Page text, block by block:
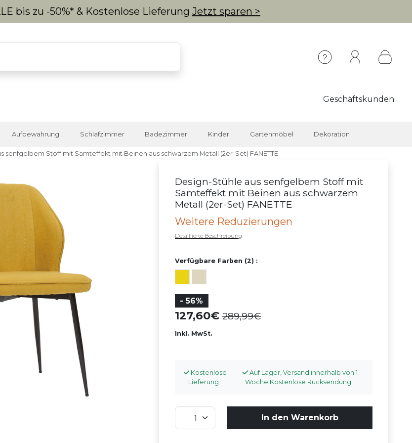
bis zu -50%* & Kostenlose Lieferung Jetzt sparen >
Geschäftskunden
Aufbewahrung Schlafzimmer Badezimmer Kinder Gartenmöbel Dekoration
senfgelbem Stoff mit Samteffekt mit Beinen aus schwarzem Metall (2er-Set) FANETTE
Design-Stühle aus senfgelbem Stoff mit
Samteffekt mit Beinen aus schwarzem
Metall (2er-Set) FANETTE
Weitere Reduzierungen
Detaillierte Beschreibung
Verfügbare Farben (2) :
- 56%
127,60 289,99
Inkl. MwSt.
Kostenlose
Lieferung
Auf Lager, Versand innerhalb von 1
Woche Kostenlose Rücksendung
In den Warenkorb